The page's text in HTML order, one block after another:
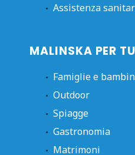
Assistenza
MALINSKA PER
Famiglie e
Outdoor
Spiagge
Gastronomia
Matrimoni